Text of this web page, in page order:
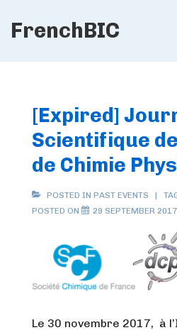
SkipFrenchBIC
[Expired]
Scientifique
de Chimie
POSTED IN PAST EVENTS
POSTED ON
29 SEPTEMBER 2017
Le 30 novembre 2017, à